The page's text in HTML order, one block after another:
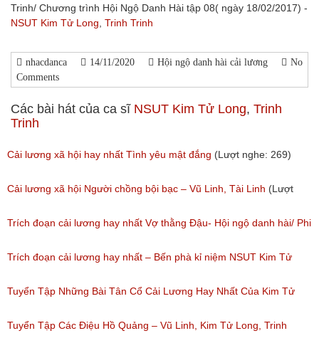
Trinh/ Chương trình Hội Ngộ Danh Hài tập 08( ngày 18/02/2017) -
NSUT Kim Tử Long Trinh Trinh
nhacdanca 14/11/2020 Hội ngộ danh hài cải lương
No
Comments
Các bài hát của ca sĩ NSUT Kim Tử Long, Trinh
Trinh
Cải lương xã hội hay nhất Tình yêu mật đắng (Lượt nghe: 269)
Cải lương xã hội Người chồng bội bạc – Vũ Linh, Tài Linh (Lượt
nghe: 473)
Trích đoạn cải lương hay nhất Vợ thằng Đậu- Hội ngộ danh hài/ Phi
Nhung, NSUT Kim Tử Long, Bảo Chung
(Lượt nghe: 165)
Trích đoạn cải lương hay nhất – Bến phà kỉ niệm NSUT Kim Tử
Long, NSUT Thanh Ngân/ Chương trình Hội Ngộ Danh Hài tập 08(
ngày 18/02/2017)
Tuyển Tập Những Bài Tân Cổ Cải Lương Hay Nhất Của Kim Tử
Long
Tuyển Tập Các Điệu Hồ Quảng – Vũ Linh, Kim Tử Long, Trinh